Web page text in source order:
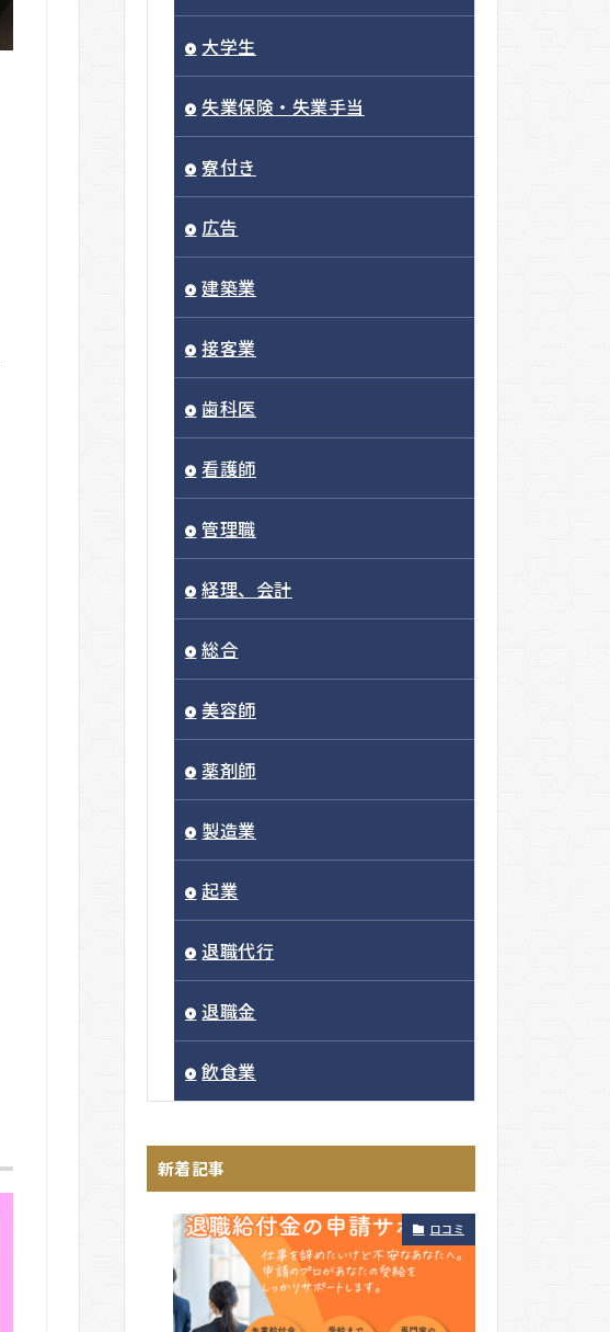
大学生
失業保険・失業手当
寮付き
広告
建築業
接客業
歯科医
看護師
管理職
経理、会計
総合
美容師
薬剤師
製造業
起業
退職代行
退職金
飲食業
新着記事
口コミ